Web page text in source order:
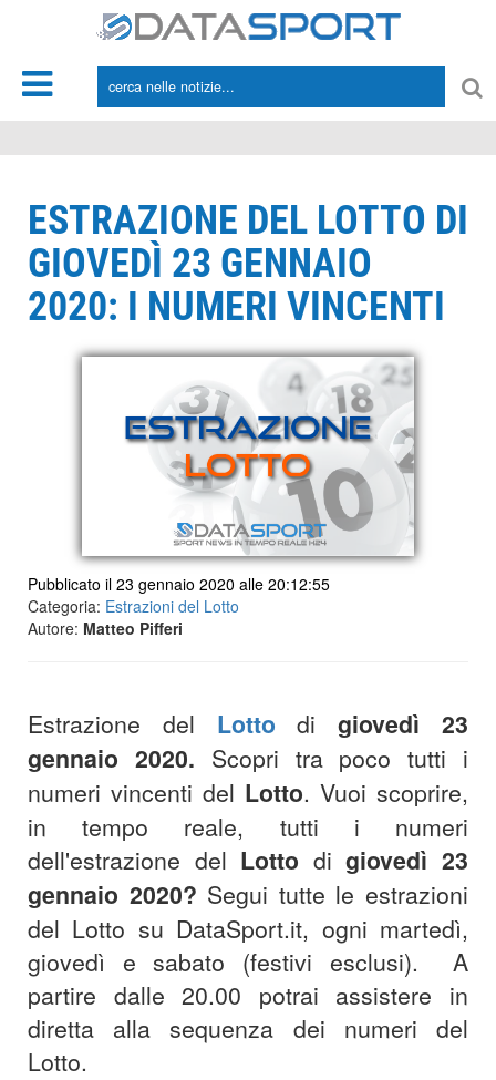
ESTRAZIONE DEL LOTTO DI
GIOVEDÌ 23 GENNAIO
2020: I NUMERI VINCENTI
Pubblicato il 23 gennaio 2020 alle 20:12:55
Categoria: Estrazioni del Lotto
Autore: Matteo Pifferi
Estrazione del Lotto di giovedì 23
gennaio 2020. Scopri tra poco tutti i
numeri vincenti del Lotto. Vuoi scoprire,
in tempo reale, tutti i numeri
dell'estrazione del Lotto digiovedì 23
gennaio 2020? Segui tutte le estrazioni
del Lotto su DataSport.it, ogni martedì,
giovedì e sabato (festivi esclusi). A
partire dalle 20.00 potrai assistere in
diretta alla sequenza dei numeri del
Lotto.